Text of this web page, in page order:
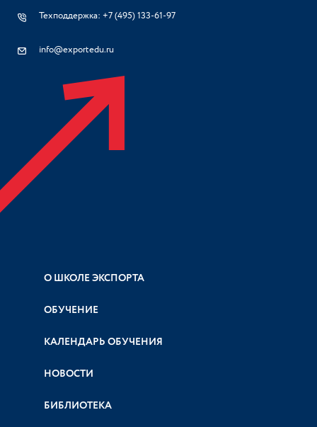
Техподдержка: +7 (495) 133-61-97
info@exportedu.ru
О ШКОЛЕ ЭКСПОРТА
ОБУЧЕНИЕ
КАЛЕНДАРЬ ОБУЧЕНИЯ
НОВОСТИ
БИБЛИОТЕКА